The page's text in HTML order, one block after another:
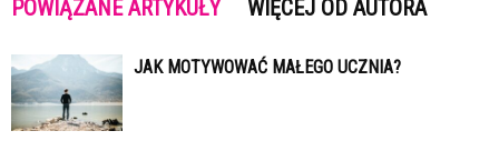
POWIĄZANE ARTYKUŁY WIĘCEJ OD AUTORA
JAK MOTYWOWAĆ MAŁEGO UCZNIA?